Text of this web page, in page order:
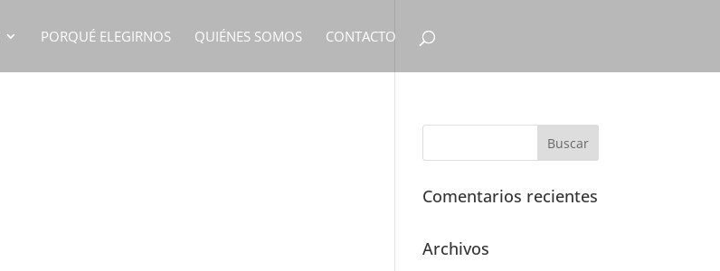
PORQUÉ ELEGIRNOS QUIÉNES SOMOS CONTACTO
Comentarios recientes
Archivos